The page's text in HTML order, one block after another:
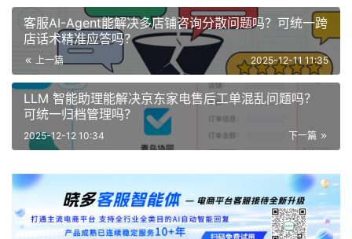
客服AI-Agent能解决多店铺咨询分散问题吗？可统一跨
店话术精准应答吗？
上一篇 2025-12-11 11:35
LLM 智能助理能解决京东家电售后工单混乱问题吗？
可统一归档管理吗？
下一篇
2025-12-12 10:34